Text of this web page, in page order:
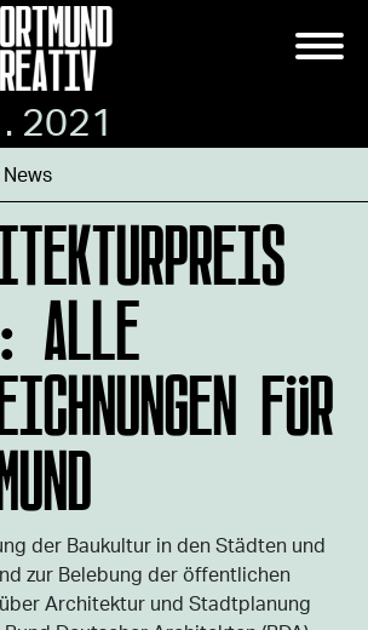
2021
ALLE
FÜR
der Baukultur in den Städten und
zur Belebung der öffentlichen
Architektur und Stadtplanung